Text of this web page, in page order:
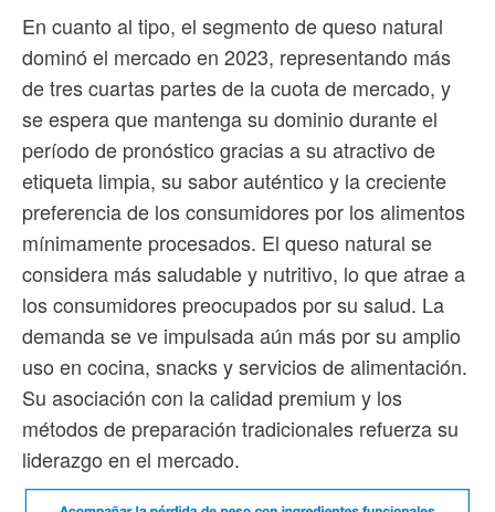
En cuanto al tipo, el segmento de queso natural
dominó el mercado en 2023, representando más
de tres cuartas partes de la cuota de mercado, y
se espera que mantenga su dominio durante el
período de pronóstico gracias a su atractivo de
etiqueta limpia, su sabor auténtico y la creciente
preferencia de los consumidores por los alimentos
mínimamente procesados. El queso natural se
considera más saludable y nutritivo, lo que atrae a
los consumidores preocupados por su salud. La
demanda se ve impulsada aún más por su amplio
uso en cocina, snacks y servicios de alimentación.
Su asociación con la calidad premium y los
métodos de preparación tradicionales refuerza su
liderazgo en el mercado.